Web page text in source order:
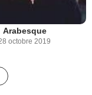
Arabesque
octobre 2019